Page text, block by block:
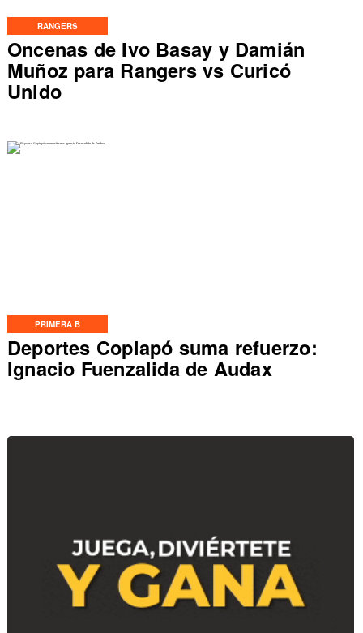
RANGERS
Oncenas de Ivo Basay y Damián
Muñoz para Rangers vs Curicó
Unido
PRIMERA B
Deportes Copiapó suma refuerzo:
Ignacio Fuenzalida de Audax